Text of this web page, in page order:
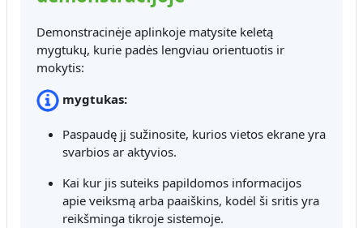
Demonstracinėje aplinkoje matysite keletą
mygtukų, kurie padės lengviau orientuotis ir
mokytis:
mygtukas:
Paspaudę jį sužinosite, kurios vietos ekrane yra
svarbios ar aktyvios.
Kai kur jis suteiks papildomos informacijos
apie veiksmą arba paaiškins, kodėl ši sritis yra
reikšminga tikroje sistemoje.